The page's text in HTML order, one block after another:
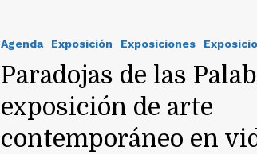
Agenda Exposición Exposiciones
Paradojas de las
exposición de arte
contemporáneo en